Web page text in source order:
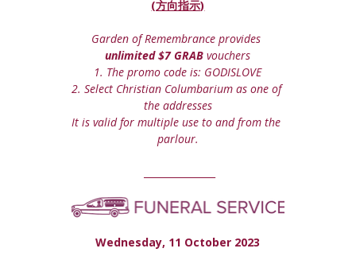
(方向指示)
Garden of Remembrance provides
unlimited $7 GRAB vouchers
1. The promo code is: GODISLOVE
2. Select Christian Columbarium as one of
the addresses
It is valid for multiple use to and from the
parlour.
Wednesday, 11 October 2023